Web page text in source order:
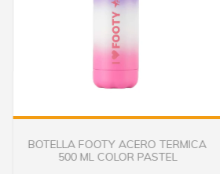
BOTELLA FOOTY ACERO TERMICA
500 ML COLOR PASTEL